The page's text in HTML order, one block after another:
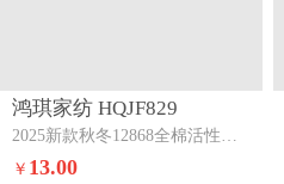
鸿琪家纺 HQJF829
￥ 13.00